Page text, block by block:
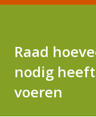
Raad
nodig
voeren